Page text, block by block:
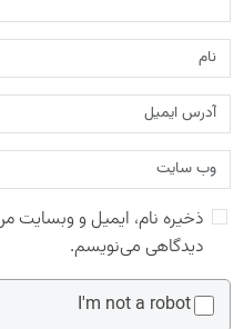
ذخیره نام، ایمیل و وبسایت
دیدگاهی می‌نویسم.
I'm not a robot